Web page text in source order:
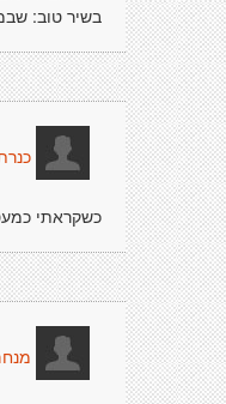
בשיר טוב:
כשקראתי